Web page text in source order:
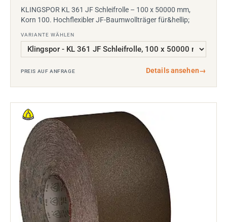
KLINGSPOR KL 361 JF Schleifrolle – 100 x 50000 mm,
Korn 100. Hochflexibler JF-Baumwollträger für&hellip;
VARIANTE WÄHLEN
PREIS AUF ANFRAGE Details ansehen→